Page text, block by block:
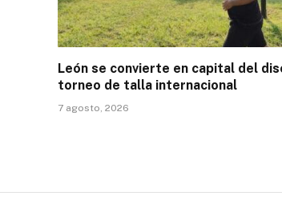
León se convierte en capital del
torneo de talla internacional
7 agosto, 2026